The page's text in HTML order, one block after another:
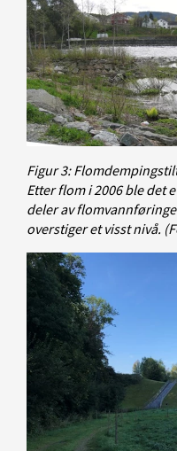
Figur 3:
Etter flom i 2006 ble det
deler av
overstiger et visst nivå.